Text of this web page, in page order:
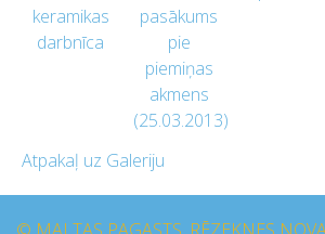
keramikas
darbnīca
pasākums
pie
piemiņas
akmens
(25.03.2013)
Atpakaļ uz Galeriju